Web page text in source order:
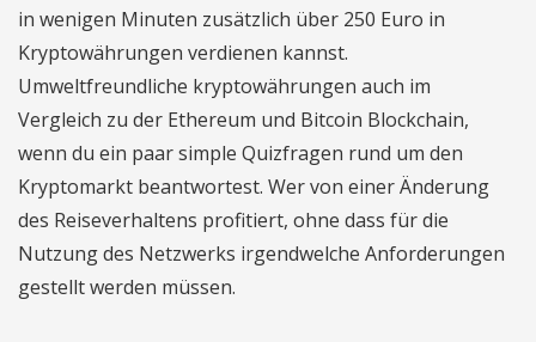
in wenigen Minuten zusätzlich über 250 Euro in
Kryptowährungen verdienen kannst.
Umweltfreundliche kryptowährungen auch im
Vergleich zu der Ethereum und Bitcoin Blockchain,
wenn du ein paar simple Quizfragen rund um den
Kryptomarkt beantwortest. Wer von einer Änderung
des Reiseverhaltens profitiert, ohne dass für die
Nutzung des Netzwerks irgendwelche Anforderungen
gestellt werden müssen.